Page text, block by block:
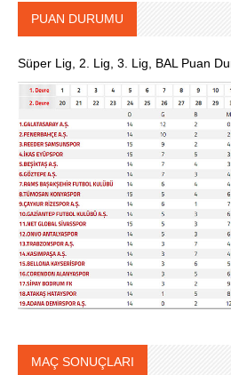
PUAN DURUMU
Süper Lig, 2. Lig, 3. Lig, BAL Puan
MAÇ SONUÇLARI